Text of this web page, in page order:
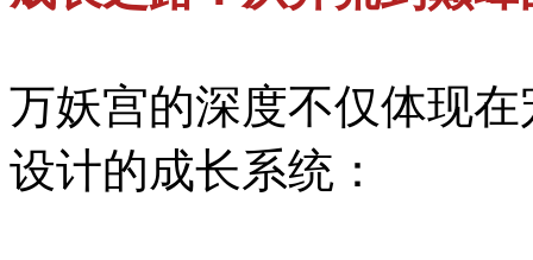
万妖宫的深度不仅体现
设计的成长系统：